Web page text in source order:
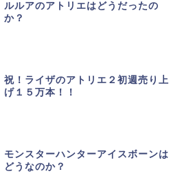
ルルアのアトリエはどうだったの
か？
祝！ライザのアトリエ２初週売り上
げ１５万本！！
モンスターハンターアイスボーンは
どうなのか？